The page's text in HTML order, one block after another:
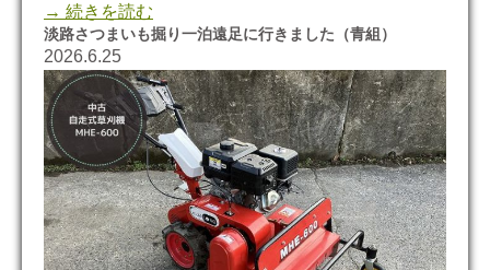
→ 続きを読む
淡路さつまいも掘り一泊遠足に行きました（青組）
2026.6.25